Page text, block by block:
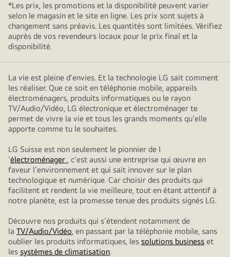
*Les prix, les promotions et la disponibilité peuvent varier
selon le magasin et le site en ligne. Les prix sont sujets à
changement sans préavis. Les quantités sont limitées. Vérifiez
auprès de vos revendeurs locaux pour le prix final et la
disponibilité.
La vie est pleine d'envies. Et la technologie LG sait comment
les réaliser. Que ce soit en téléphonie mobile, appareils
électroménagers, produits informatiques ou le rayon
TV/Audio/Vidéo, LG électronique et électroménager te
permet de vivre la vie et tous les grands moments qu'elle
apporte comme tu le souhaites.
LG Suisse est non seulement le pionnier de l
'électroménager , c'est aussi une entreprise qui œuvre en
faveur l'environnement et qui sait innover sur le plan
technologique et numérique. Car choisir des produits qui
facilitent et rendent la vie meilleure, tout en étant attentif à
notre planète, est la promesse tenue des produits signés LG.
Découvre nos produits qui s’étendent notamment de
la TV/Audio/Vidéo, en passant par la téléphonie mobile, sans
oublier les produits informatiques, les solutions business et
les systèmes de climatisation.